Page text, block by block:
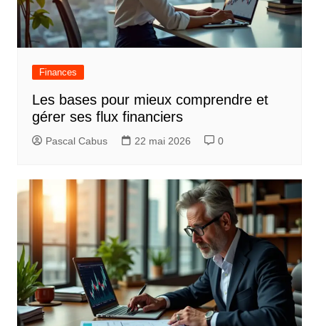
Finances
Les bases pour mieux comprendre et
gérer ses flux financiers
Pascal Cabus 22 mai 2026 0